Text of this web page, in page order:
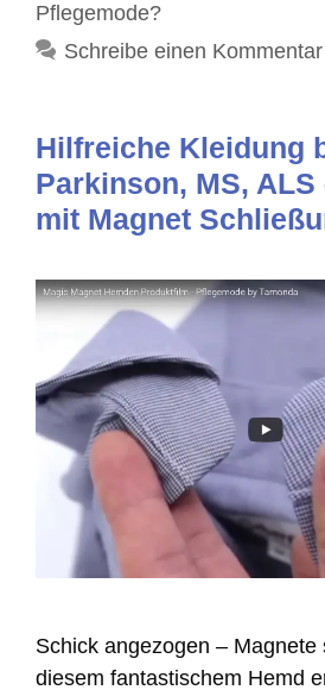
Pflegemode?
Schreibe einen Kommentar
Hilfreiche Kleidung
Parkinson, MS,
mit Magnet
Schick angezogen – Magnete
diesem fantastischem Hemd